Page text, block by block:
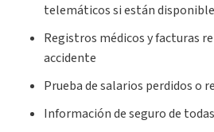
telemáticos si están
Registros médicos y facturas
accidente
Prueba de salarios perdidos o
Información de seguro de